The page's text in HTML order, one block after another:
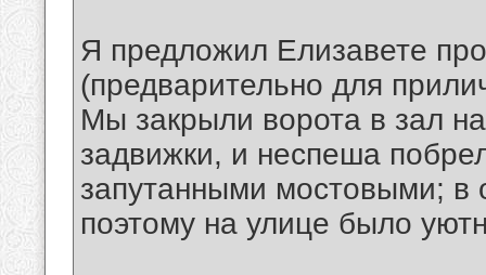
Я предложил Елизавете
(предварительно для
Мы закрыли ворота в зал
задвижки, и неспеша
запутанными мостовыми; в
поэтому на улице было